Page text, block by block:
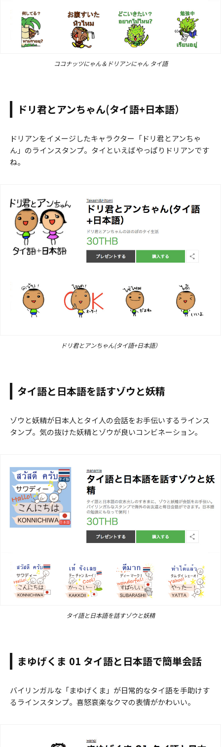
ココナッツにゃん＆ドリアンにゃん タイ語
ドリ君とアンちゃん(タイ語+日本語）
ドリアンをイメージしたキャラクター「ドリ君とアンちゃ
ん」のラインスタンプ。タイといえばやっぱりドリアンです
ね。
ドリ君とアンちゃん(タイ語+日本語）
タイ語と日本語を話すゾウと妖精
ゾウと妖精が日本人とタイ人の会話をお手伝いするラインス
タンプ。気の抜けた妖精とゾウが良いコンビネーション。
タイ語と日本語を話すゾウと妖精
まゆげくま 01 タイ語と日本語で簡単会話
バイリンガルな「まゆげくま」が日常的なタイ語を手助けす
るラインスタンプ。喜怒哀楽なクマの表情がかわいい。